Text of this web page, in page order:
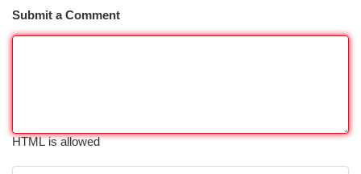
Submit a Comment
HTML is allowed